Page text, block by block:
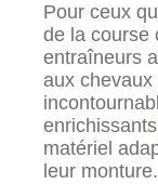
Pour ceux
de la course
entraîneurs
aux
matériel
leur monture.